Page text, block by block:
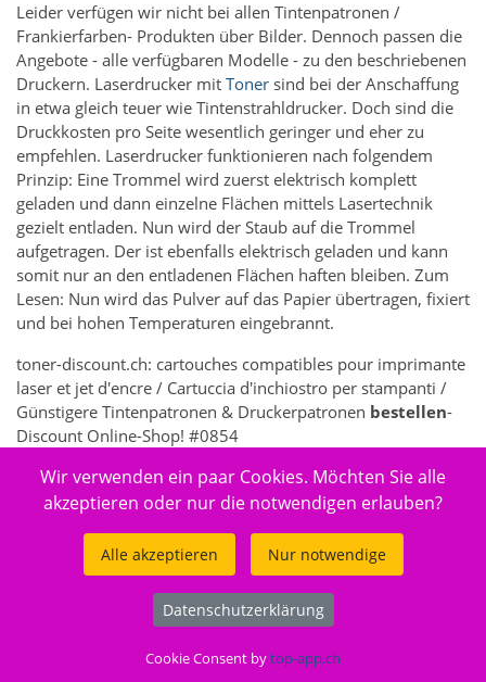
Leider verfügen wir nicht bei allen Tintenpatronen /
Frankierfarben- Produkten über Bilder. Dennoch passen die
Angebote - alle verfügbaren Modelle - zu den beschriebenen
Druckern. Laserdrucker mit Toner sind bei der Anschaffung
in etwa gleich teuer wie Tintenstrahldrucker. Doch sind die
Druckkosten pro Seite wesentlich geringer und eher zu
empfehlen. Laserdrucker funktionieren nach folgendem
Prinzip: Eine Trommel wird zuerst elektrisch komplett
geladen und dann einzelne Flächen mittels Lasertechnik
gezielt entladen. Nun wird der Staub auf die Trommel
aufgetragen. Der ist ebenfalls elektrisch geladen und kann
somit nur an den entladenen Flächen haften bleiben. Zum
Lesen: Nun wird das Pulver auf das Papier übertragen, fixiert
und bei hohen Temperaturen eingebrannt.
toner-discount.ch: cartouches compatibles pour imprimante
laser et jet d'encre / Cartuccia d'inchiostro per stampanti /
Günstigere Tintenpatronen & Druckerpatronen bestellen-
Discount Online-Shop! #0854
7362 - Elektronik > Drucken, Kopieren, Scannen & Faxen >
Zubehör Drucker, Kopierer & Faxgeräte > Drucker-
© 2026toner-discount.ch
Wir verwenden ein paar Cookies. Möchten Sie alle
akzeptieren oder nur die notwendigen erlauben?
Alle akzeptieren Nur notwendige
Datenschutzerklärung
Cookie Consent bytop-app.ch